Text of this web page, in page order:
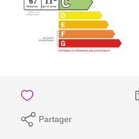
Partager